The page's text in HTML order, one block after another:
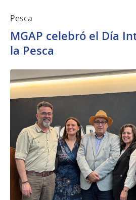
Pesca
MGAP celebró el Día
la Pesca